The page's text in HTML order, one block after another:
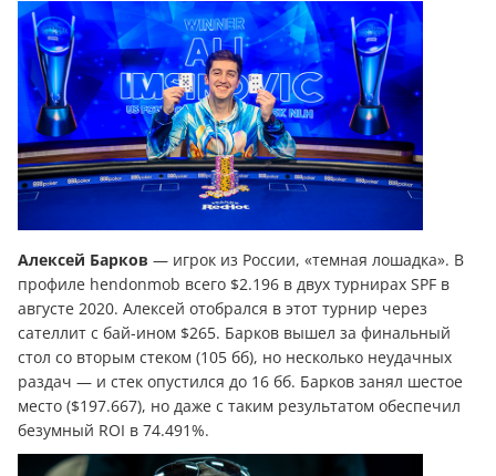
Алексей Барков — игрок из России, «темная лошадка». В
профиле hendonmob всего $2.196 в двух турнирах SPF в
августе 2020. Алексей отобрался в этот турнир через
сателлит с бай-ином $265. Барков вышел за финальный
стол со вторым стеком (105 бб), но несколько неудачных
раздач — и стек опустился до 16 бб. Барков занял шестое
место ($197.667), но даже с таким результатом обеспечил
безумный ROI в 74.491%.